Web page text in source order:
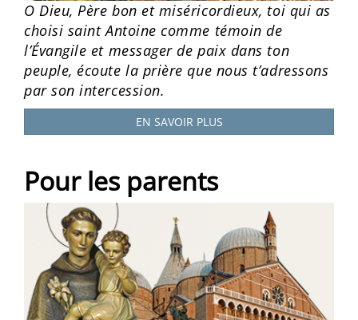
O Dieu, Père bon et miséricordieux, toi qui as
choisi saint Antoine comme témoin de
l’Évangile et messager de paix dans ton
peuple, écoute la prière que nous t’adressons
par son intercession.
EN SAVOIR PLUS
Pour les parents